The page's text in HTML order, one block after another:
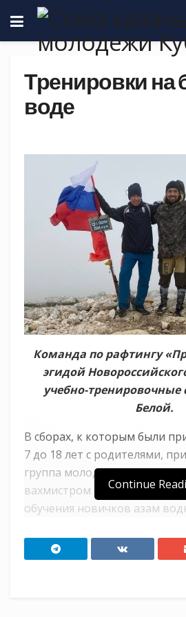
Тренировки на
воде
Команда по рафтингу
эгидой
учебно-тренировочные
Белой.
В сборах, к которым были
7 до 18 лет с родителями,
группа молодых казаков во
вахмистром Константином
обучения новичков азам
пакрафт и способов сплава на
Continue